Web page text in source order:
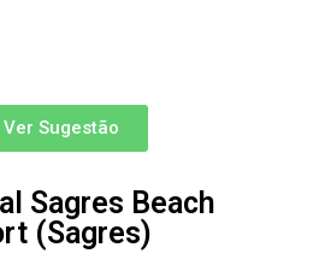
Ver Sugestão
Sagres Beach
(Sagres)